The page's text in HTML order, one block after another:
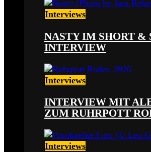
Interviews
NASTY IM SHORT &
INTERVIEW
Interviews
INTERVIEW MIT
ZUM RUHRPOTT
Interviews